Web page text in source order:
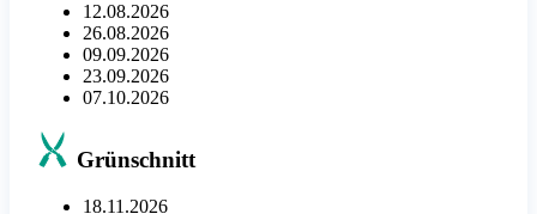
12.08.2026
26.08.2026
09.09.2026
23.09.2026
07.10.2026
Grünschnitt
18.11.2026